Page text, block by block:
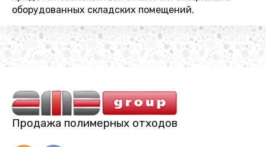
оборудованных складских помещений.
Продажа полимерных отходов